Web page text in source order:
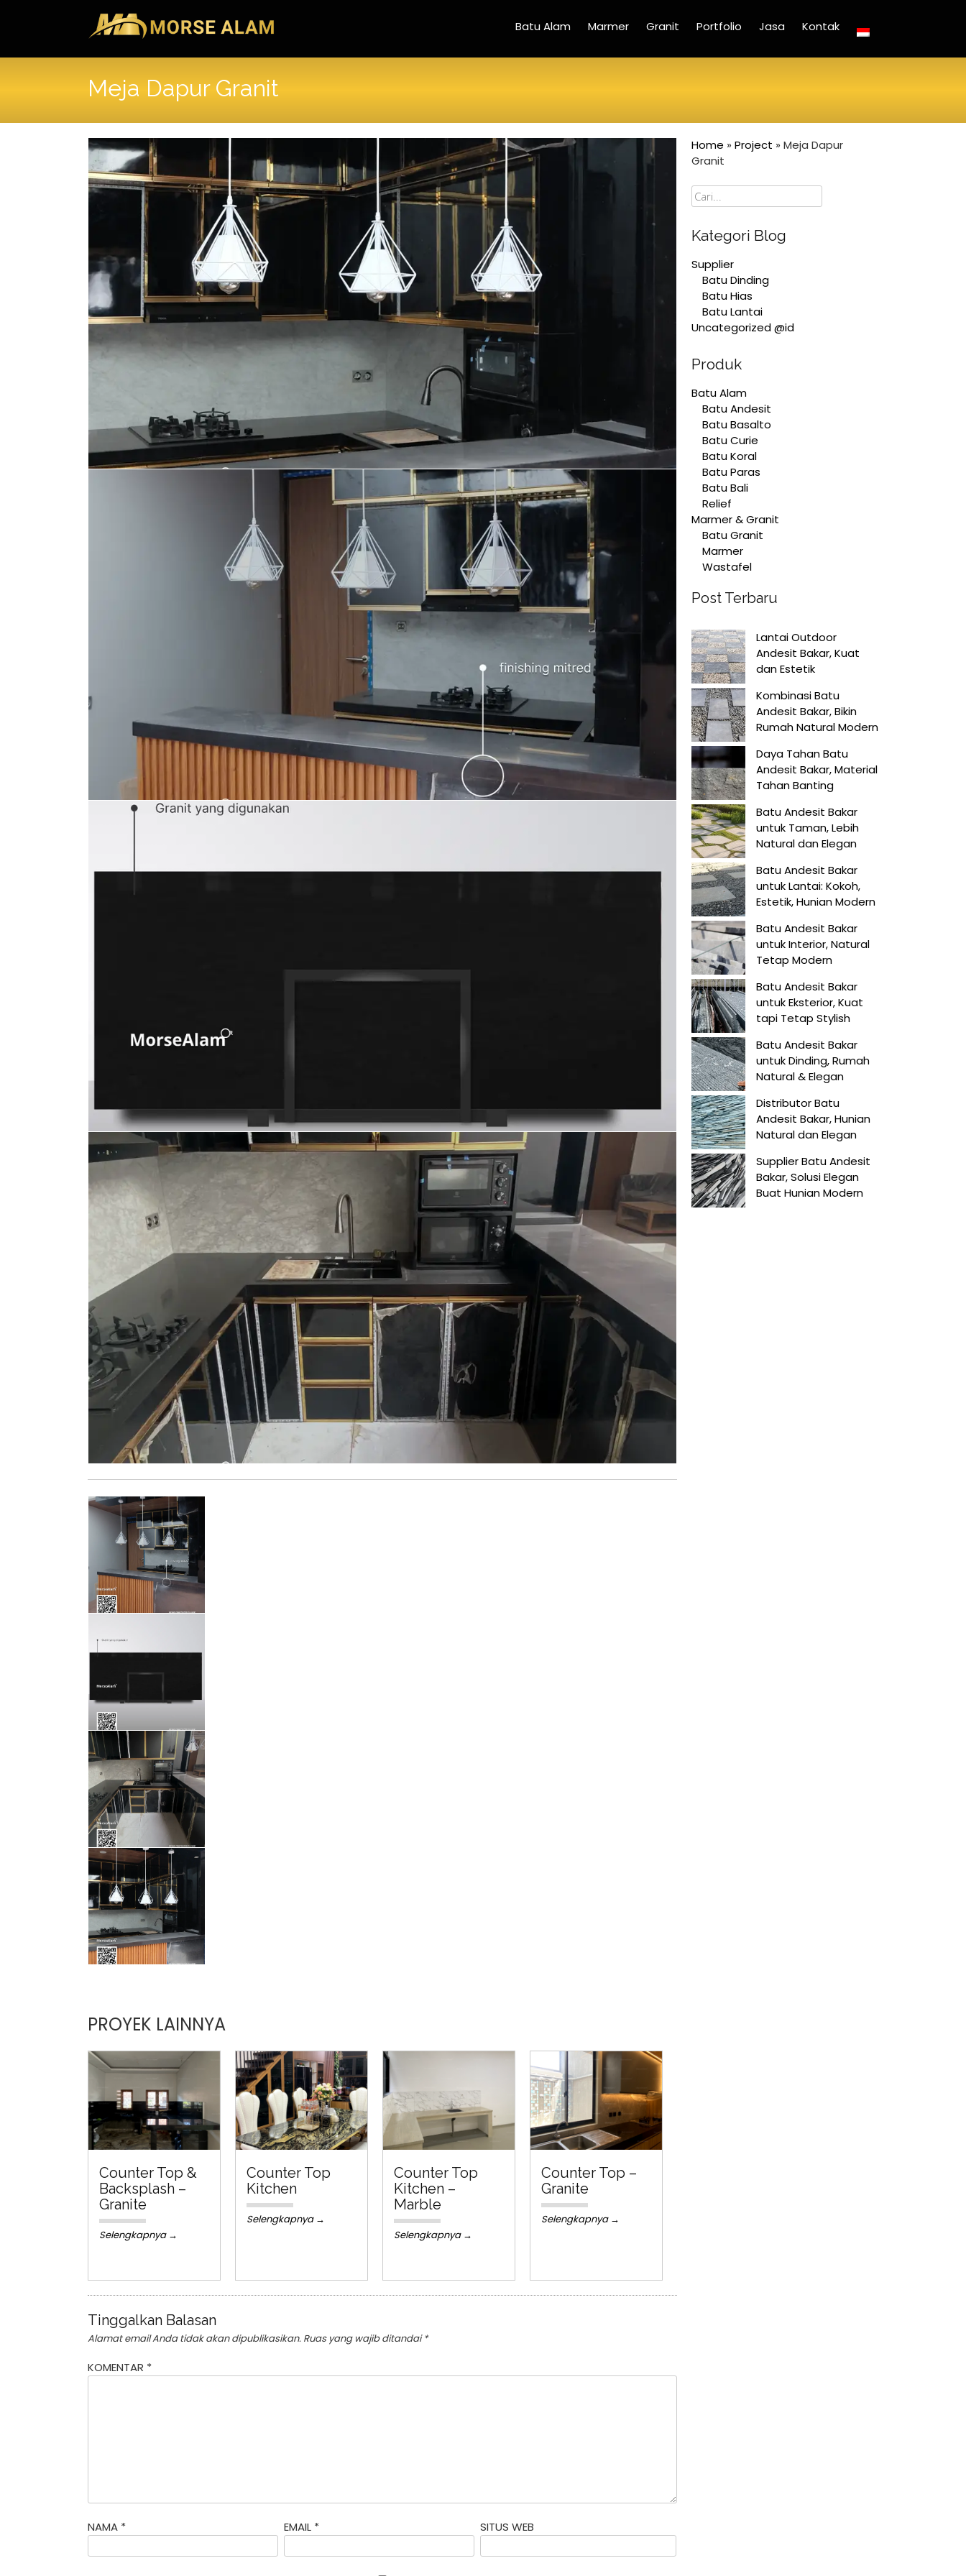
Batu Alam Marmer Granit Portfolio Jasa Kontak
Meja Dapur Granit
PROYEK LAINNYA
Counter Top &
Backsplash –
Granite
Selengkapnya →
Counter Top
Kitchen
Selengkapnya →
Counter Top
Kitchen –
Marble
Selengkapnya →
Counter Top –
Granite
Selengkapnya →
Tinggalkan Balasan
Alamat email Anda tidak akan dipublikasikan. Ruas yang wajib ditandai*
KOMENTAR *
NAMA * EMAIL * SITUS WEB
Home » Project » Meja Dapur
Granit
Cari
Kategori Blog
Supplier
Batu Dinding
Batu Hias
Batu Lantai
Uncategorized @id
Produk
Batu Alam
Batu Andesit
Batu Basalto
Batu Curie
Batu Koral
Batu Paras
Batu Bali
Relief
Marmer & Granit
Batu Granit
Marmer
Wastafel
Post Terbaru
Lantai Outdoor
Andesit Bakar, Kuat
dan Estetik
Kombinasi Batu
Andesit Bakar, Bikin
Rumah Natural Modern
Daya Tahan Batu
Andesit Bakar, Material
Tahan Banting
Batu Andesit Bakar
untuk Taman, Lebih
Natural dan Elegan
Batu Andesit Bakar
untuk Lantai: Kokoh,
Estetik, Hunian Modern
Batu Andesit Bakar
untuk Interior, Natural
Tetap Modern
Batu Andesit Bakar
untuk Eksterior, Kuat
tapi Tetap Stylish
Batu Andesit Bakar
untuk Dinding, Rumah
Natural & Elegan
Distributor Batu
Andesit Bakar, Hunian
Natural dan Elegan
Supplier Batu Andesit
Bakar, Solusi Elegan
Buat Hunian Modern